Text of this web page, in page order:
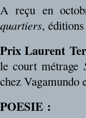
A reçu en
quartiers,
Prix Laurent
le court métrage
chez Vagamundo
POESIE :